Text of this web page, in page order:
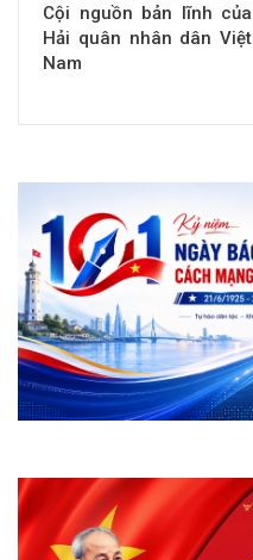
Cội nguồn bản lĩnh của
Hải quân nhân dân Việt
Nam